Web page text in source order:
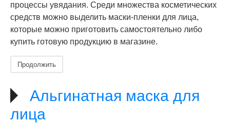
процессы увядания. Среди множества косметических
средств можно выделить маски-пленки для лица,
которые можно приготовить самостоятельно либо
купить готовую продукцию в магазине.
Продолжить
Альгинатная маска для
лица